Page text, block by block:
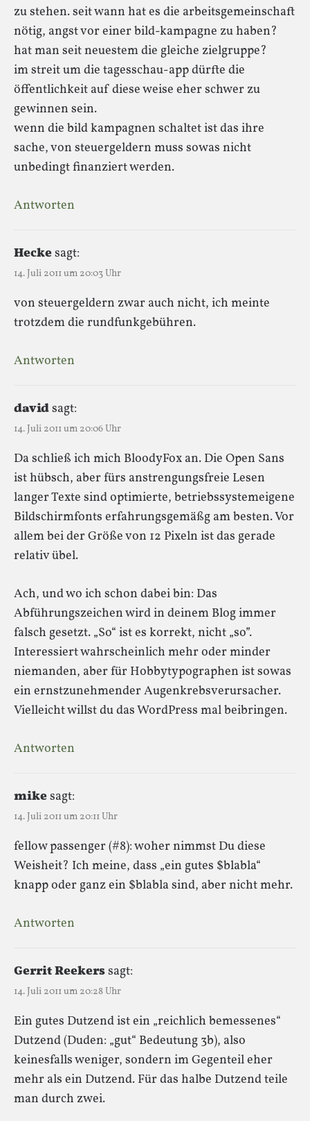
zu stehen. seit wann hat es die arbeitsgemeinschaft
nötig, angst vor einer bild-kampagne zu haben?
hat man seit neuestem die gleiche zielgruppe?
im streit um die tagesschau-app dürfte die
öffentlichkeit auf diese weise eher schwer zu
gewinnen sein.
wenn die bild kampagnen schaltet ist das ihre
sache, von steuergeldern muss sowas nicht
unbedingt finanziert werden.
Antworten
Heckesagt:
14. Juli 2011 um 20:03 Uhr
von steuergeldern zwar auch nicht, ich meinte
trotzdem die rundfunkgebühren.
Antworten
davidsagt:
14. Juli 2011 um 20:06 Uhr
Da schließ ich mich BloodyFox an. Die Open Sans
ist hübsch, aber fürs anstrengungsfreie Lesen
langer Texte sind optimierte, betriebssystemeigene
Bildschirmfonts erfahrungsgemäßg am besten. Vor
allem bei der Größe von 12 Pixeln ist das gerade
relativ übel.
Ach, und wo ich schon dabei bin: Das
Abführungszeichen wird in deinem Blog immer
falsch gesetzt. „So“ ist es korrekt, nicht „so”.
Interessiert wahrscheinlich mehr oder minder
niemanden, aber für Hobbytypographen ist sowas
ein ernstzunehmender Augenkrebsverursacher.
Vielleicht willst du das WordPress mal beibringen.
Antworten
mikesagt:
14. Juli 2011 um 20:11 Uhr
fellow passenger (#8): woher nimmst Du diese
Weisheit? Ich meine, dass „ein gutes $blabla“
knapp oder ganz ein $blabla sind, aber nicht mehr.
Antworten
Gerrit Reekerssagt:
14. Juli 2011 um 20:28 Uhr
Ein gutes Dutzend ist ein „reichlich bemessenes“
Dutzend (Duden: „gut“ Bedeutung 3b), also
keinesfalls weniger, sondern im Gegenteil eher
mehr als ein Dutzend. Für das halbe Dutzend teile
man durch zwei.